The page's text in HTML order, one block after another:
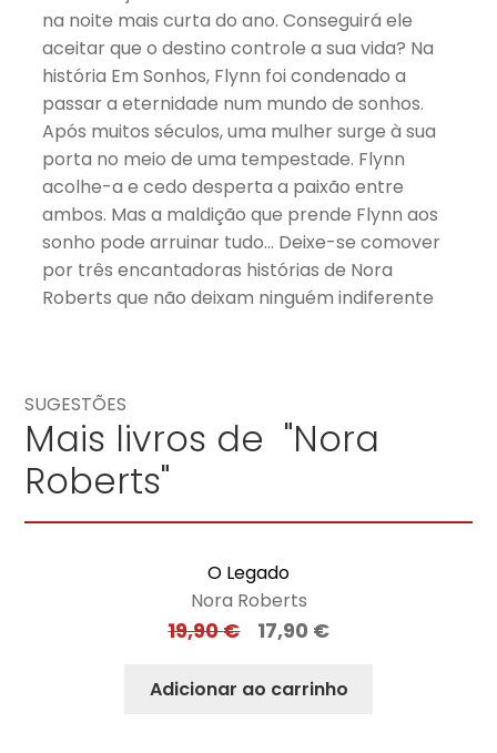
na noite mais curta do ano. Conseguirá ele
aceitar que o destino controle a sua vida? Na
história Em Sonhos, Flynn foi condenado a
passar a eternidade num mundo de sonhos.
Após muitos séculos, uma mulher surge à sua
porta no meio de uma tempestade. Flynn
acolhe-a e cedo desperta a paixão entre
ambos. Mas a maldição que prende Flynn aos
sonho pode arruinar tudo… Deixe-se comover
por três encantadoras histórias de Nora
Roberts que não deixam ninguém indiferente
SUGESTÕES
Mais livros de "Nora
Roberts"
O Legado
Nora Roberts
19,90€ 17,90 €
Adicionar ao carrinho